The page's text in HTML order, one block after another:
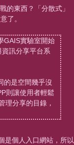
的東西？「分散式」
了。
GAIS實驗室開始
訊分享平台系
的是空間幾乎沒
則讓使用者輕鬆
理分享的目錄，
是個人入口網站，所以